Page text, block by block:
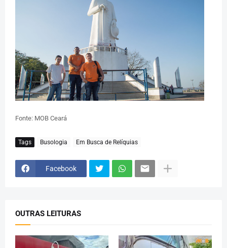
Fonte: MOB Ceará
Tags Busologia Em Busca de Relíquias
Facebook
OUTRAS LEITURAS